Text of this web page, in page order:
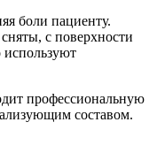
боли пациенту.
с поверхности
используют
профессиональную
составом.